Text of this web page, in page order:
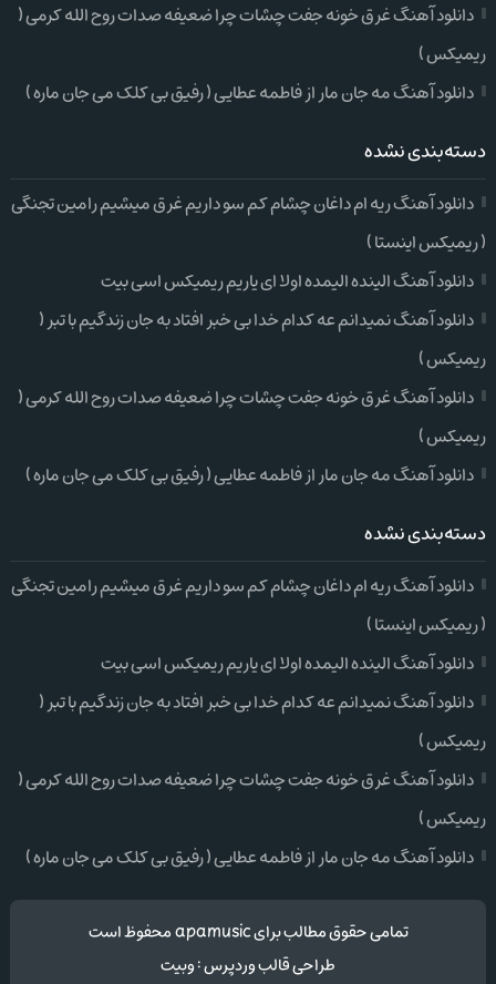
دانلود آهنگ غرق خونه جفت چشات چرا ضعیفه صدات روح الله کرمی (
ریمیکس )
دانلود آهنگ مه جان مار از فاطمه عطایی ( رفیق بی کلک می جان ماره )
دسته‌بندی نشده
دانلود آهنگ ریه ام داغان چشام کم سو داریم غرق میشیم رامین تجنگی
( ریمیکس اینستا )
دانلود آهنگ الینده الیمده اولا ای یاریم ریمیکس اسی بیت
دانلود آهنگ نمیدانم عه کدام خدا بی خبر افتاد به جان زندگیم با تبر (
ریمیکس )
دانلود آهنگ غرق خونه جفت چشات چرا ضعیفه صدات روح الله کرمی (
ریمیکس )
دانلود آهنگ مه جان مار از فاطمه عطایی ( رفیق بی کلک می جان ماره )
دسته‌بندی نشده
دانلود آهنگ ریه ام داغان چشام کم سو داریم غرق میشیم رامین تجنگی
( ریمیکس اینستا )
دانلود آهنگ الینده الیمده اولا ای یاریم ریمیکس اسی بیت
دانلود آهنگ نمیدانم عه کدام خدا بی خبر افتاد به جان زندگیم با تبر (
ریمیکس )
دانلود آهنگ غرق خونه جفت چشات چرا ضعیفه صدات روح الله کرمی (
ریمیکس )
دانلود آهنگ مه جان مار از فاطمه عطایی ( رفیق بی کلک می جان ماره )
تمامی حقوق مطالب برای apamusic محفوظ است
طراحی قالب وردپرس:وبیت